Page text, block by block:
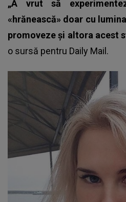
„A vrut să
«hrănească» doar cu
promoveze și altora acest
o sursă pentru Daily Mail.